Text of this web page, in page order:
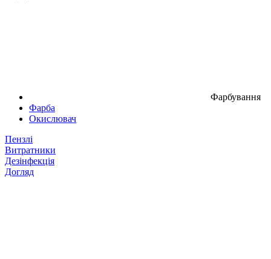
Фарбування
Фарба
Окислювач
Пензлі
Витратники
Дезінфекція
Догляд